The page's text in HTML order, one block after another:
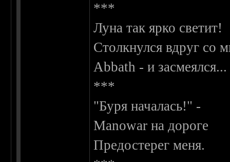
***
Луна так ярко светит!
Столкнулся вдруг со
Abbath - и засмеялся...
***
"Буря началась!" -
Manowar на дороге
Предостерег меня.